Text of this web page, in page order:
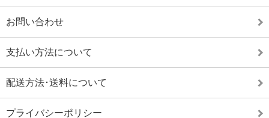
お問い合わせ
支払い方法について
配送方法･送料について
プライバシーポリシー